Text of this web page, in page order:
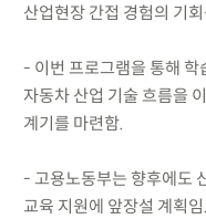
산업현장 간접 경험의 기
- 이번 프로그램을 통해 학
자동차 산업 기술 흐름을
계기를 마련함.
- 고용노동부는 향후에도
교육 지원에 앞장설 계획임.